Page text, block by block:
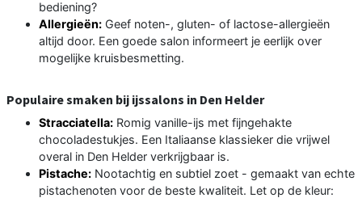
bediening?
Allergieën: Geef noten-, gluten- of lactose-allergieën
altijd door. Een goede salon informeert je eerlijk over
mogelijke kruisbesmetting.
Populaire smaken bij ijssalons in Den Helder
Stracciatella: Romig vanille-ijs met fijngehakte
chocoladestukjes. Een Italiaanse klassieker die vrijwel
overal in Den Helder verkrijgbaar is.
Pistache: Nootachtig en subtiel zoet - gemaakt van echte
pistachenoten voor de beste kwaliteit. Let op de kleur: